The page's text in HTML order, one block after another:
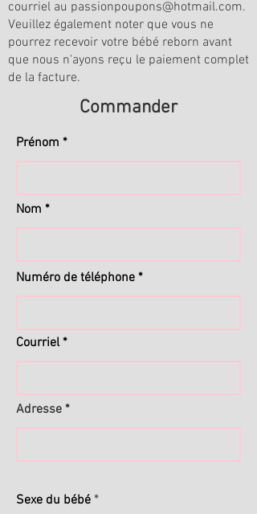
courriel au passionpoupons@hotmail.com.
Veuillez également noter que vous ne
pourrez recevoir votre bébé reborn avant
que nous n'ayons reçu le paiement complet
de la facture.
Commander
Prénom
Nom
Numéro de téléphone
Courriel
Adresse
Sexe du bébé